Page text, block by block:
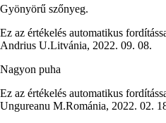
Gyönyörű szőnyeg.
Ez az értékelés automatikus
Andrius U.Litvánia, 2022. 09. 08.
Nagyon puha
Ez az értékelés automatikus
Ungureanu M.Románia, 2022. 02.